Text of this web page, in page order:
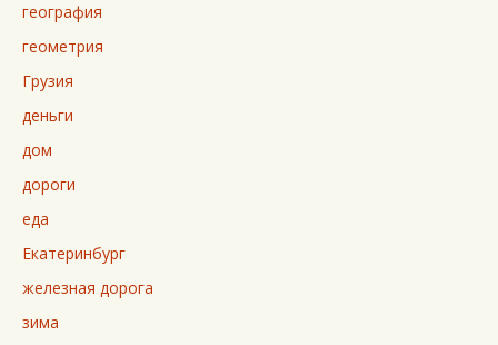
география
геометрия
Грузия
деньги
дом
дороги
еда
Екатеринбург
железная дорога
зима